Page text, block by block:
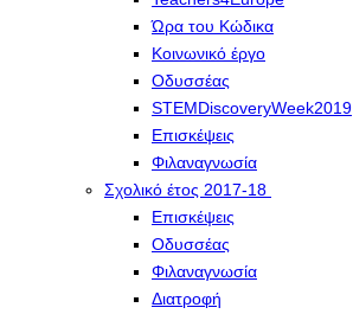
Ώρα του Κώδικα
Κοινωνικό έργο
Οδυσσέας
STEMDiscoveryWeek2019
Επισκέψεις
Φιλαναγνωσία
Σχολικό έτος 2017-18
Επισκέψεις
Οδυσσέας
Φιλαναγνωσία
Διατροφή